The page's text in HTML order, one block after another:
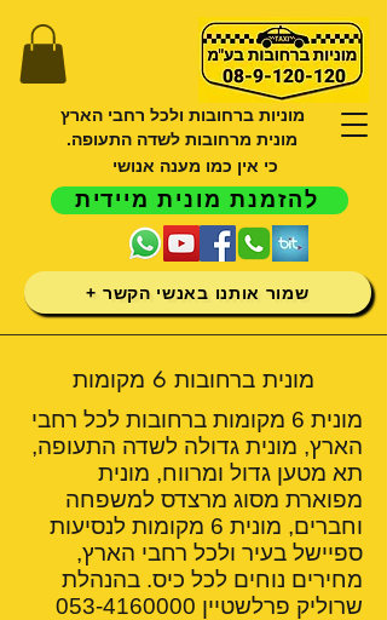
מוניות ברחובות ולכל רחבי הארץ
מונית מרחובות לשדה התעופה.
כי אין כמו מענה אנושי
להזמנת מונית מיידית
שמור אותנו באנשי הקשר +
מונית ברחובות 6 מקומות
מונית 6 מקומות ברחובות לכל רחבי
הארץ, מונית גדולה לשדה התעופה,
תא מטען גדול ומרווח, מונית
מפוארת מסוג מרצדס למשפחה
וחברים, מונית 6 מקומות לנסיעות
ספיישל בעיר ולכל רחבי הארץ,
מחירים נוחים לכל כיס. בהנהלת
שרוליק פרלשטיין 053-4160000